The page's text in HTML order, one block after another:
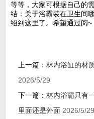
等等，大家可根据自己的
结：关于浴霸装在卫生间
绍到这里了。希望通过阅~
上一篇： 林内浴缸的材
2026/5/29
下一篇： 林内浴霸只有
里面还是外面 2026/5/29